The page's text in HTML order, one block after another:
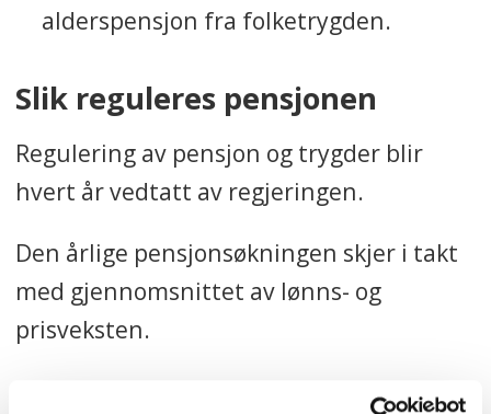
alderspensjon fra folketrygden.
Slik reguleres pensjonen
Regulering av pensjon og trygder blir
hvert år vedtatt av regjeringen.
Den årlige pensjonsøkningen skjer i takt
med gjennomsnittet av lønns- og
prisveksten.
Det er regjeringens anslag om forventet